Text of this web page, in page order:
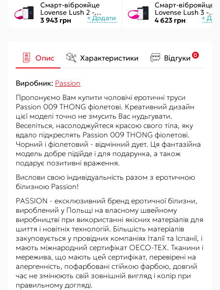
Смарт-віброяйце
Lovense Lush 2 -
управління через
додаток
3 943 грн
Смарт-віброяйце
Lovense Lush 3 -
керування через
інтернет
4 623 грн
Опис Характеристики Відгуки 0
Виробник: Passion
Пропонуємо Вам купити чоловічі еротичні труси
Passion 009 THONG фіолетові. Креативний дизайн
цієї моделі точно не змусить Вас нудьгувати.
Веселіться, насолоджуйтеся красою свого тіла, яку
вдало підкреслять Passion 009 THONG фіолетові.
Чорний і фіолетовий - відмінний дует. Ця фантазійна
модель добре підійде і для подарунка, а також
подарує позитивні враження.
Вислови свою індивідуальність разом з еротичною
білизною Passion!
PASSION - ексклюзивний бренд еротичної білизни,
вироблений у Польщі на власному швейному
виробництві при використанні якісних матеріалів для
шиття і новітніх технологій. Більшість матеріалів
закуповується у провідних компаніях Італії та Іспанії, і
мають міжнародний сертифікат OECO-TEX. Тканини і
мережива, що мають цей сертифікат, перевірені на
алергенність, пофарбовані стійкою фарбою, довгий
час не змінюють свій зовнішній вигляд і колір при
правильному догляді.